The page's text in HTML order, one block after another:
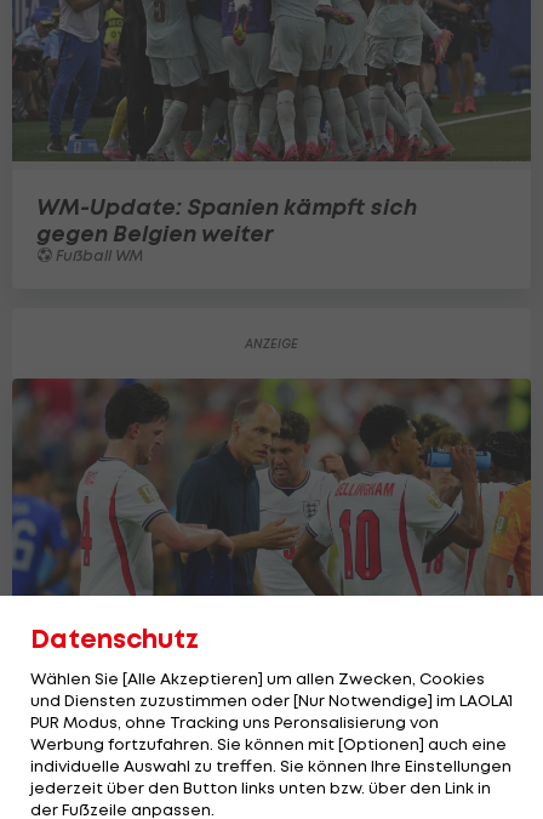
WM-Update: Spanien kämpft sich
gegen Belgien weiter
Fußball WM
England bangt vor WM-Viertelfinale um
Schlüsselspieler
Datenschutz
Wählen Sie [Alle Akzeptieren] um allen Zwecken, Cookies
und Diensten zuzustimmen oder [Nur Notwendige] im LAOLA1
PUR Modus, ohne Tracking uns Peronsalisierung von
Werbung fortzufahren. Sie können mit [Optionen] auch eine
individuelle Auswahl zu treffen. Sie können Ihre Einstellungen
jederzeit über den Button links unten bzw. über den Link in
der Fußzeile anpassen.